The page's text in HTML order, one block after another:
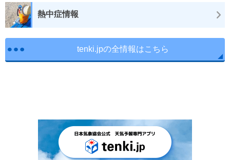
熱中症情報
tenki.jpの全情報はこちら